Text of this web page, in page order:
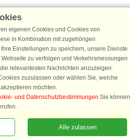
Rufen Sie an, um zu buchen
eigenen Cookies und Cookies von
in Kombination mit zugehörigen
Einstellungen zu speichern, unsere Dienste
zu verfolgen und Verkehrsmessungen
relevantesten Nachrichten anzuzeigen.
zuzulassen oder wählen Sie, welche
möchten.
und Datenschutzbestimmungen.Sie können
dazu bei, dass unsere Webseite
Funktionen, wie das Erinnern an die
Alle zulassen